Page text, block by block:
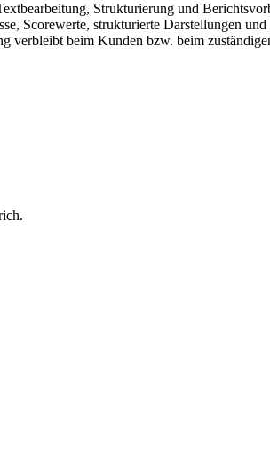
Strukturierung und
Scorewerte, strukturierte Darstellungen
verbleibt beim Kunden bzw. beim